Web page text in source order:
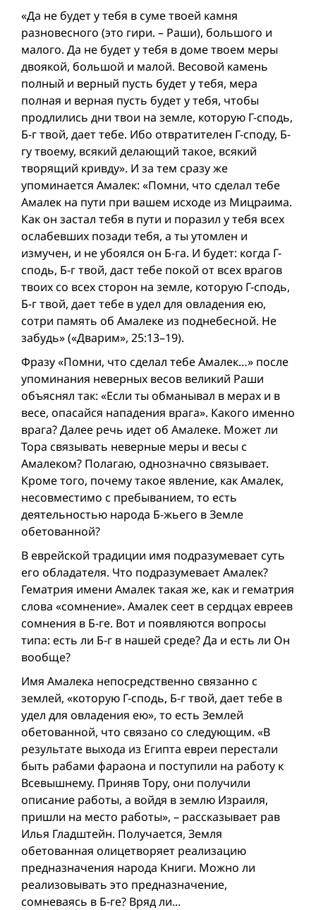
«Да не будет у тебя в суме твоей камня
разновесного (это гири. – Раши), большого и
малого. Да не будет у тебя в доме твоем меры
двоякой, большой и малой. Весовой камень
полный и верный пусть будет у тебя, мера
полная и верная пусть будет у тебя, чтобы
продлились дни твои на земле, которую Г-сподь,
Б-г твой, дает тебе. Ибо отвратителен Г-споду, Б-
гу твоему, всякий делающий такое, всякий
творящий кривду». И за тем сразу же
упоминается Амалек: «Помни, что сделал тебе
Амалек на пути при вашем исходе из Мицраима.
Как он застал тебя в пути и поразил у тебя всех
ослабевших позади тебя, а ты утомлен и
измучен, и не убоялся он Б-га. И будет: когда Г-
сподь, Б-г твой, даст тебе покой от всех врагов
твоих со всех сторон на земле, которую Г-сподь,
Б-г твой, дает тебе в удел для овладения ею,
сотри память об Амалеке из поднебесной. Не
забудь» («Дварим», 25:13–19).
Фразу «Помни, что сделал тебе Амалек…» после
упоминания неверных весов великий Раши
объяснял так: «Если ты обманывал в мерах и в
весе, опасайся нападения врага». Какого именно
врага? Далее речь идет об Амалеке. Может ли
Тора связывать неверные меры и весы с
Амалеком? Полагаю, однозначно связывает.
Кроме того, почему такое явление, как Амалек,
несовместимо с пребыванием, то есть
деятельностью народа Б-жьего в Земле
oбетованной?
В еврейской традиции имя подразумевает суть
его обладателя. Что подразумевает Амалек?
Гематрия имени Амалек такая же, как и гематрия
слова «сомнение». Амалек сеет в сердцах евреев
сомнения в Б-ге. Вот и появляются вопросы
типа: eсть ли Б-г в нашей среде? Да и есть ли Он
вообще?
Имя Амалека непосредственно связанно с
землей, «которую Г-сподь, Б-г твой, дает тебе в
удел для овладения ею», то есть Землей
oбетованной, что связано со следующим. «В
результате выхода из Египта евреи перестали
быть рабами фараона и поступили на работу к
Всевышнему. Приняв Тору, они получили
описание работы, а войдя в землю Израиля,
пришли на место работы», – рассказывает рав
Илья Гладштейн. Получается, Земля
oбетованная олицетворяет реализацию
предназначения народа Книги. Можно ли
реализовывать это предназначение,
сомневаясь в Б-ге? Вряд ли...